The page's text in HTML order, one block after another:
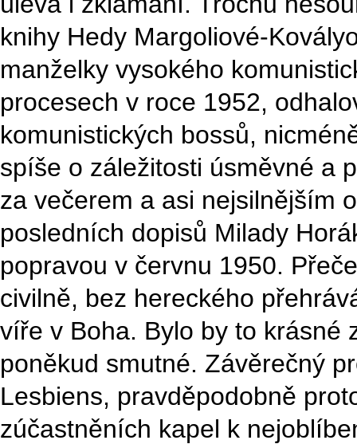
knihy Hedy Margoliové-
manželky vysokého
procesech v roce 1952,
komunistických bossů,
spíše o záležitosti úsměvné a
za večerem a asi nejsilnějším
posledních dopisů Milady
popravou v červnu 1950.
civilně, bez hereckého
víře v Boha. Bylo by to krásné
poněkud smutné. Závěrečný
Lesbiens, pravděpodobně
zúčastněních kapel k